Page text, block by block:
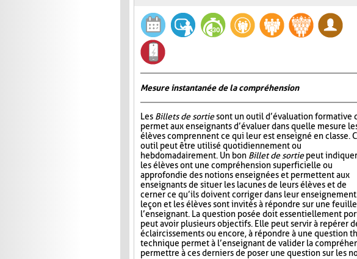
Mesure instantanée de la compréhension
Les Billets de sortiesont un outil d’évaluation formative
permet aux enseignants d’évaluer dans quelle mesure
élèves comprennent ce qui leur est enseigné en classe.
outil peut être utilisé quotidiennement ou
hebdomadairement. Un bon Billet de sortiepeut
les élèves ont une compréhension superficielle ou
approfondie des notions enseignées et permettent aux
enseignants de situer les lacunes de leurs élèves et de
cerner ce qu’ils doivent corriger dans leur
leçon et les élèves sont invités à répondre sur une
l’enseignant. La question posée doit essentiellement
peut avoir plusieurs objectifs. Elle peut servir à repérer
éclaircissements ou encore, à répondre à une question
technique permet à l’enseignant de valider la
permettre à ces derniers de poser une question sur les